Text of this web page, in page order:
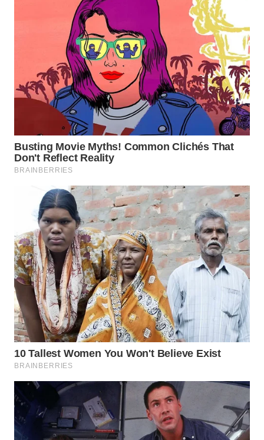
WN
MAJALENGKA
WN
SUKABUMI
WN
PURWAKARTA
WN
PRIANGAN
TIMUR
WN
SEMARANG
WN
SOLO
WN
BOROBUDUR